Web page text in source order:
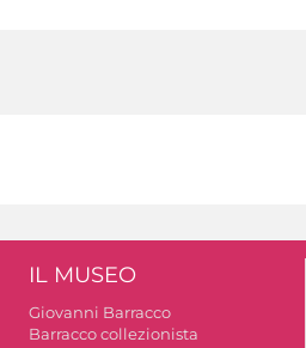
IL MUSEO
Giovanni Barracco
Barracco collezionista